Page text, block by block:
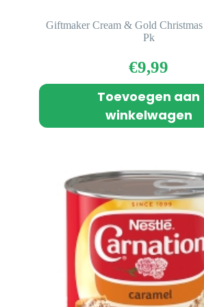
Giftmaker Cream & Gold
Pk
€9,99
Toevoegen aan
winkelwagen